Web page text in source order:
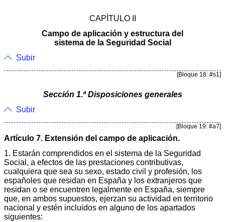
CAPÍTULO II
Campo de aplicación y estructura del
sistema de la Seguridad Social
Subir
[Bloque 18: #s1]
Sección 1.ª Disposiciones generales
Subir
[Bloque 19: #a7]
Artículo 7. Extensión del campo de aplicación.
1. Estarán comprendidos en el sistema de la Seguridad
Social, a efectos de las prestaciones contributivas,
cualquiera que sea su sexo, estado civil y profesión, los
españoles que residan en España y los extranjeros que
residan o se encuentren legalmente en España, siempre
que, en ambos supuestos, ejerzan su actividad en territorio
nacional y estén incluidos en alguno de los apartados
siguientes: